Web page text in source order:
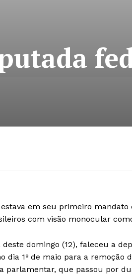
em seu primeiro
com visão monocular
domingo (12), faleceu a
dia 1º de maio para a
parlamentar, que passou por